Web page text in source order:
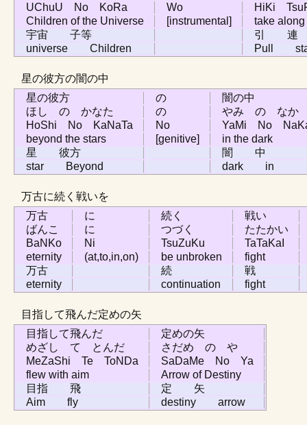
UChuU No KoRa
Wo
HiKi
Children of the Universe
[instrumental]
take along
宇宙 子等
引
universe Children
Pull
星の彼方の闇の中
星の彼方
の
闇の中
ほし の かなた
の
やみ の なか
HoShi No KaNaTa
No
YaMi No
beyond the stars
[genitive]
in the dark
星 彼方
闇 中
star Beyond
dark in
万古に続く戦いを
万古
に 続く
戦い
ばんこ
に つづく
たたかい
BaNKo
Ni TsuZuKu
TaTaKaI
eternity
(at,to,in,on) be unbroken
fight
万古
続
戦
eternity
continuation fight
目指して飛んだ定めの矢
目指して飛んだ
定めの矢
めざし て とんだ
さだめ の や
MeZaShi Te ToNDa
SaDaMe No Ya
flew with aim
Arrow of Destiny
目指 飛
定 矢
Aim fly
destiny arrow